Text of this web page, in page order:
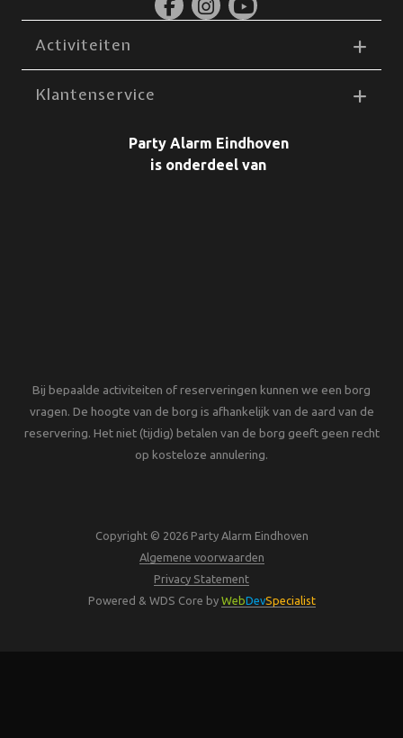
Activiteiten
Klantenservice
Party Alarm Eindhoven
is onderdeel van
Bij bepaalde activiteiten of reserveringen kunnen we een borg
vragen. De hoogte van de borg is afhankelijk van de aard van de
reservering. Het niet (tijdig) betalen van de borg geeft geen recht
op kosteloze annulering.
Copyright © 2026 Party Alarm Eindhoven
Algemene voorwaarden
Privacy Statement
Powered & WDS Core by WebDevSpecialist